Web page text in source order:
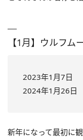
【1月】ウルフム
2023年1月7日
2024年1月26日
新年になって最初に